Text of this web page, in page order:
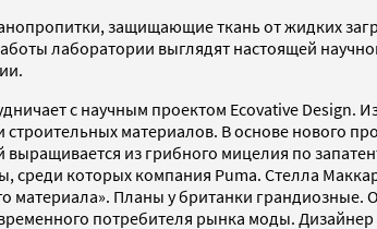
защищающие ткань от жидких
лаборатории выглядят настоящей
с научным проектом Ecovative Design.
материалов. В основе нового
из грибного мицелия по
среди которых компания Puma. Стелла
Планы у британки грандиозные.
потребителя рынка моды. Дизайнер